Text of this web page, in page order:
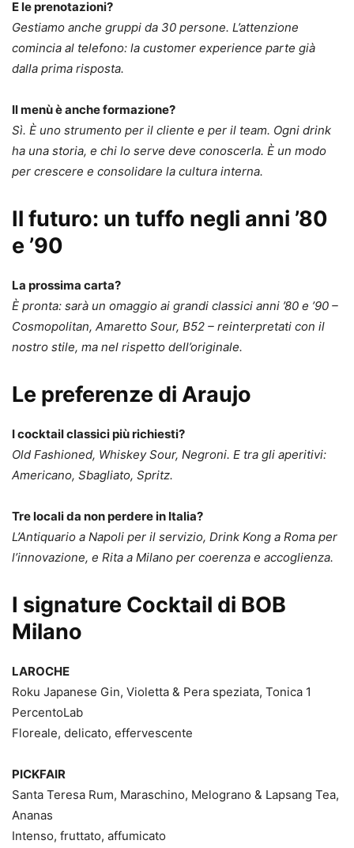
E le prenotazioni?
Gestiamo anche gruppi da 30 persone. L’attenzione
comincia al telefono: la customer experience parte già
dalla prima risposta.
Il menù è anche formazione?
Sì. È uno strumento per il cliente e per il team. Ogni drink
ha una storia, e chi lo serve deve conoscerla. È un modo
per crescere e consolidare la cultura interna.
Il futuro: un tuffo negli anni ’80
e ’90
La prossima carta?
È pronta: sarà un omaggio ai grandi classici anni ’80 e ’90 –
Cosmopolitan, Amaretto Sour, B52 – reinterpretati con il
nostro stile, ma nel rispetto dell’originale.
Le preferenze di Araujo
I cocktail classici più richiesti?
Old Fashioned, Whiskey Sour, Negroni. E tra gli aperitivi:
Americano, Sbagliato, Spritz.
Tre locali da non perdere in Italia?
L’Antiquario a Napoli per il servizio, Drink Kong a Roma per
l’innovazione, e Rita a Milano per coerenza e accoglienza.
I signature Cocktail di BOB
Milano
LAROCHE
Roku Japanese Gin, Violetta & Pera speziata, Tonica 1
PercentoLab
Floreale, delicato, effervescente
PICKFAIR
Santa Teresa Rum, Maraschino, Melograno & Lapsang Tea,
Ananas
Intenso, fruttato, affumicato